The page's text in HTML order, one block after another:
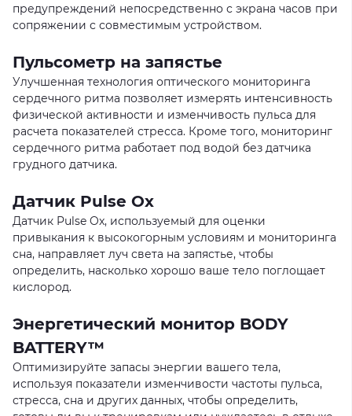
предупреждений непосредственно с экрана часов при
сопряжении с совместимым устройством.
Пульсометр на запястье
Улучшенная технология оптического мониторинга
сердечного ритма позволяет измерять интенсивность
физической активности и изменчивость пульса для
расчета показателей стресса. Кроме того, мониторинг
сердечного ритма работает под водой без датчика
грудного датчика.
Датчик Pulse Ox
Датчик Pulse Ox, используемый для оценки
привыкания к высокогорным условиям и мониторинга
сна, направляет луч света на запястье, чтобы
определить, насколько хорошо ваше тело поглощает
кислород.
Энергетический монитор BODY
BATTERY™
Оптимизируйте запасы энергии вашего тела,
используя показатели изменчивости частоты пульса,
стресса, сна и других данных, чтобы определить,